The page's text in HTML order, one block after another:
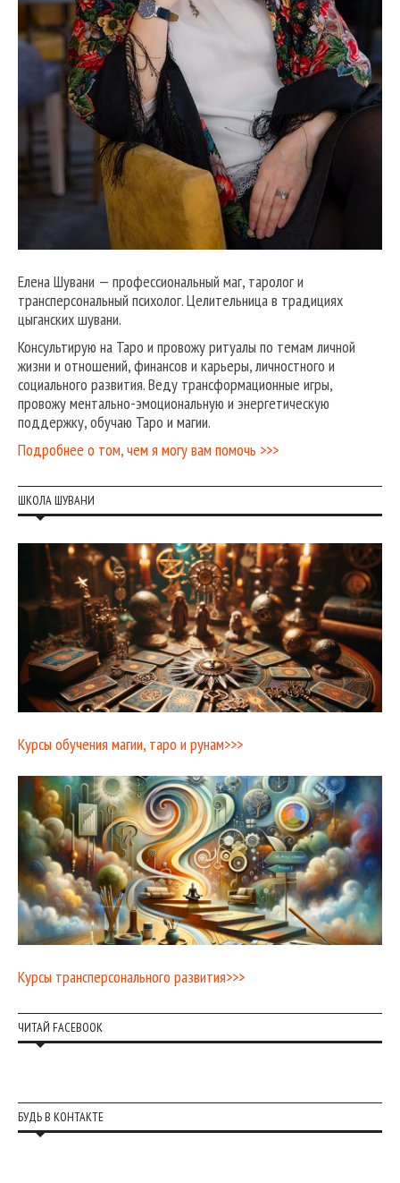
Елена Шувани — профессиональный маг, таролог и
трансперсональный психолог. Целительница в традициях
цыганских шувани.
Консультирую на Таро и провожу ритуалы по темам личной
жизни и отношений, финансов и карьеры, личностного и
социального развития. Веду трансформационные игры,
провожу ментально-эмоциональную и энергетическую
поддержку, обучаю Таро и магии.
Подробнее о том, чем я могу вам помочь >>>
ШКОЛА ШУВАНИ
Курсы обучения магии, таро и рунам>>>
Курсы трансперсонального развития>>>
ЧИТАЙ FACEBOOK
БУДЬ В КОНТАКТЕ